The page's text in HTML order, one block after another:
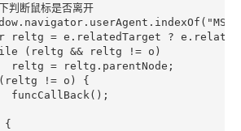
判断鼠标是否离开
reltg = e.relatedTarget ?
(reltg && reltg != o)
reltg.parentNode;
(reltg != o) {
{